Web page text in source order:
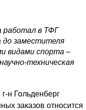
работал в ТФГ
до заместителя
видами спорта –
техническая
н Гольденберг
заказов относится